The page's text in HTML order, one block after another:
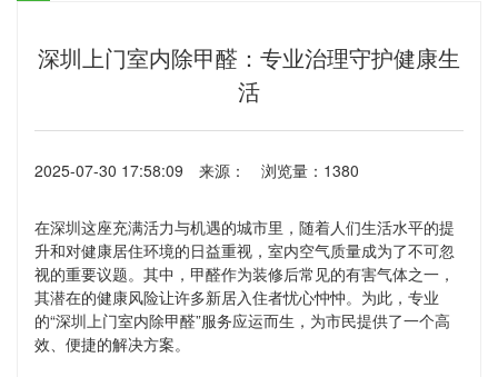
深圳上门室内除甲醛：专业治理守护健康生
活
2025-07-30 17:58:09 来源： 浏览量：1380
在深圳这座充满活力与机遇的城市里，随着人们生活水平的提
升和对健康居住环境的日益重视，室内空气质量成为了不可忽
视的重要议题。其中，甲醛作为装修后常见的有害气体之一，
其潜在的健康风险让许多新居入住者忧心忡忡。为此，专业
的“深圳上门室内除甲醛”服务应运而生，为市民提供了一个高
效、便捷的解决方案。